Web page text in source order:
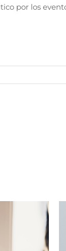
por los